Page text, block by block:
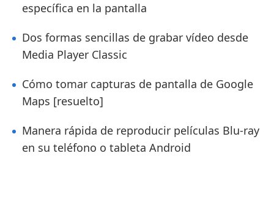
específica en la pantalla
Dos formas sencillas de grabar vídeo desde
Media Player Classic
Cómo tomar capturas de pantalla de Google
Maps [resuelto]
Manera rápida de reproducir películas Blu-ray
en su teléfono o tableta Android